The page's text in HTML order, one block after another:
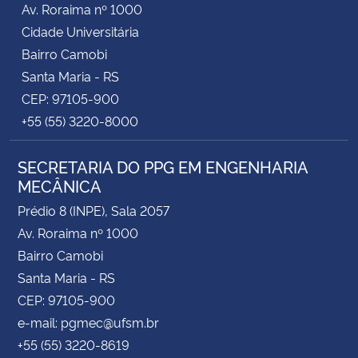
Secretaria-Geral
Secretaria de Governo
Gabinete de Segurança Institucional
Advocacia-Geral da União
Banco Central do Brasil
Planalto
Av. Roraima nº 1000
Cidade Universitária
Bairro Camobi
Santa Maria - RS
CEP: 97105-900
+55 (55) 3220-8000
SECRETARIA DO PPG EM ENGENHARIA
MECÂNICA
Prédio 8 (INPE), Sala 2057
Av. Roraima nº 1000
Bairro Camobi
Santa Maria - RS
CEP: 97105-900
e-mail: pgmec@ufsm.br
+55 (55) 3220-8619